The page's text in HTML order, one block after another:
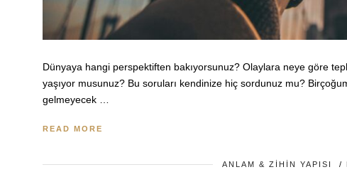
Dünyaya hangi perspektiften bakıyorsunuz? Olaylara neye göre
yaşıyor musunuz? Bu soruları kendinize hiç sordunuz mu?
gelmeyecek …
READ MORE
ANLAM & ZIHIN YAPISI /